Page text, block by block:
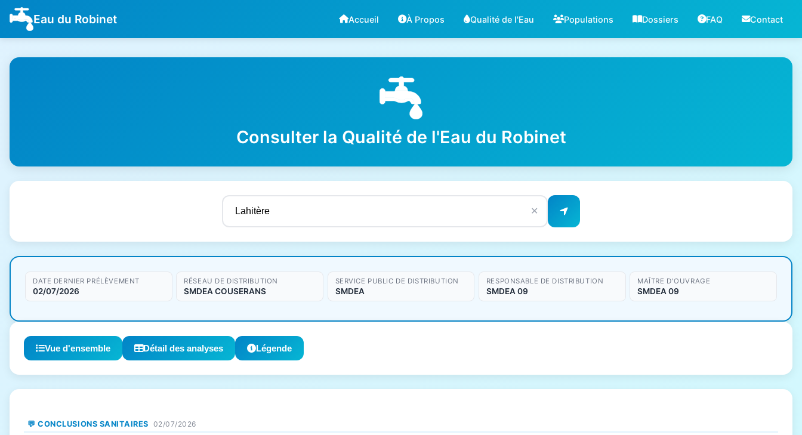
Eau du Robinet Accueil À Propos Qualité de l'Eau Populations Dossiers FAQ Contact
Consulter la Qualité de l'Eau du Robinet
✕
Résultats de qualité de l'eau
DATE DERNIER PRÉLÈVEMENT
02/07/2026
RÉSEAU DE DISTRIBUTION
SMDEA COUSERANS
SERVICE PUBLIC DE DISTRIBUTION
SMDEA
RESPONSABLE DE DISTRIBUTION
SMDEA 09
MAÎTRE D'OUVRAGE
SMDEA 09
Vue d'ensemble Détail des analyses Légende
💬 CONCLUSIONS SANITAIRES 02/07/2026